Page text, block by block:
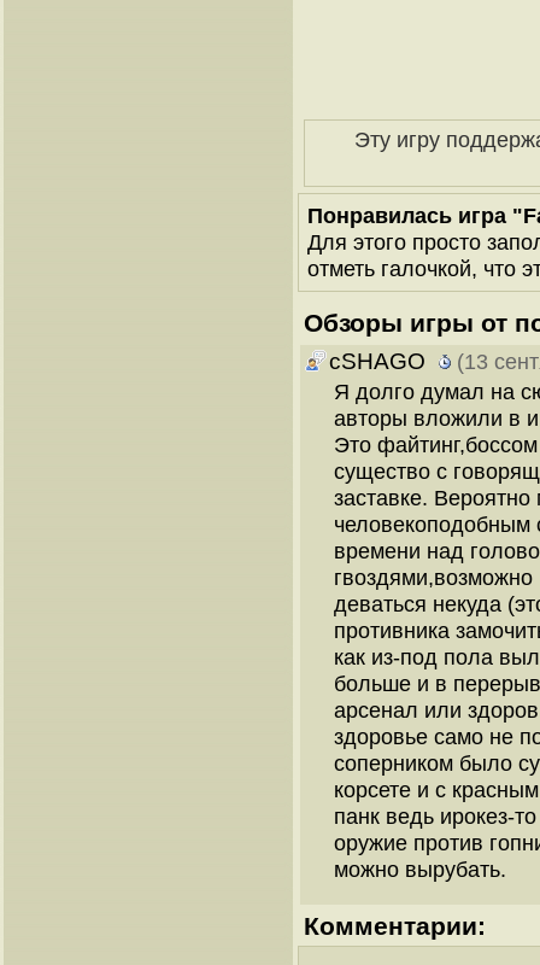
Эту игру
Понравилась игра
Для этого просто
отметь галочкой, что
Обзоры игры от
cSHAGO
(13
Я долго думал на
авторы вложили в
Это
существо с
заставке.
человекоподобным
времени над
гвоздями,возможно
деваться некуда
противника
как из-под пола
больше и в
арсенал или
здоровье само не
соперником было
корсете и с
панк ведь ирокез-
оружие против
можно вырубать.
Комментарии: